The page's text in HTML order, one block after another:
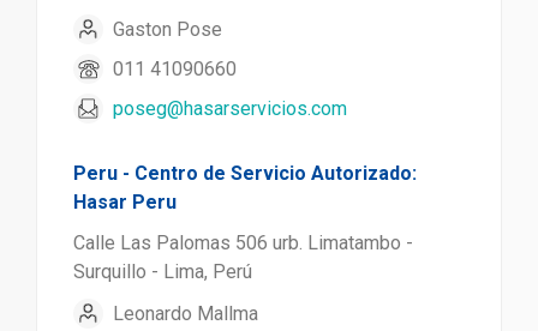
Gaston Pose
011 41090660
poseg@hasarservicios.com
Peru - Centro de Servicio Autorizado:
Hasar Peru
Calle Las Palomas 506 urb. Limatambo -
Surquillo - Lima, Perú
Leonardo Mallma